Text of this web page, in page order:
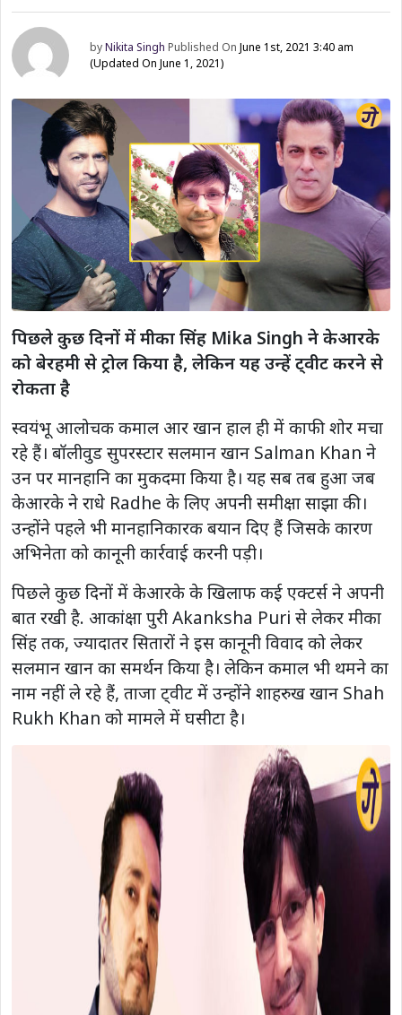
byNikita Singh Published OnJune 1st, 2021 3:40 am
(Updated On June 1, 2021)
पिछले कुछ दिनों में मीका सिंह Mika Singh ने केआरके
को बेरहमी से ट्रोल किया है, लेकिन यह उन्हें ट्वीट करने से
रोकता है
स्वयंभू आलोचक कमाल आर खान हाल ही में काफी शोर मचा
रहे हैं। बॉलीवुड सुपरस्टार सलमान खान Salman Khan ने
उन पर मानहानि का मुकदमा किया है। यह सब तब हुआ जब
केआरके ने राधे Radhe के लिए अपनी समीक्षा साझा की।
उन्होंने पहले भी मानहानिकारक बयान दिए हैं जिसके कारण
अभिनेता को कानूनी कार्रवाई करनी पड़ी।
पिछले कुछ दिनों में केआरके के खिलाफ कई एक्टर्स ने अपनी
बात रखी है. आकांक्षा पुरी Akanksha Puri से लेकर मीका
सिंह तक, ज्यादातर सितारों ने इस कानूनी विवाद को लेकर
सलमान खान का समर्थन किया है। लेकिन कमाल भी थमने का
नाम नहीं ले रहे हैं, ताजा ट्वीट में उन्होंने शाहरुख खान Shah
Rukh Khan को मामले में घसीटा है।